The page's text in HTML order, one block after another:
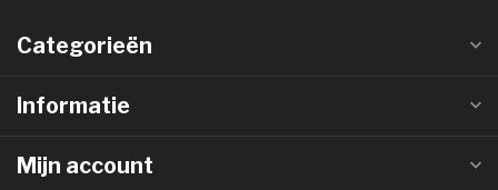
Categorieën
Informatie
Mijn account